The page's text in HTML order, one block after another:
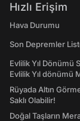
Hızlı Erişim
Hava Durumu
Son Depremler
Evlilik Yıl Dönümü
Evlilik Yıl dönümü
Rüyada Altın
Saklı Olabilir!
Doğal Taşların